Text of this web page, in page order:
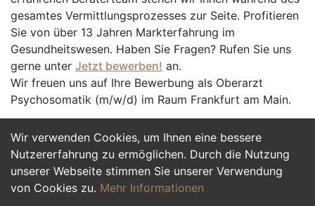
Wir verwenden Cookies, um Ihnen eine bessere
Nutzererfahrung zu ermöglichen. Durch die Nutzung
unserer Webseite stimmen Sie unserer Verwendung
von Cookies zu. Mehr Informationen
gesamtes Vermittlungsprozesses zur Seite. Profitieren
Sie von über 13 Jahren Markterfahrung im
Gesundheitswesen. Haben Sie Fragen? Rufen Sie uns
gerne unter Jetzt bewerben! an.
Wir freuen uns auf Ihre Bewerbung als Oberarzt
Psychosomatik (m/w/d) im Raum Frankfurt am Main.
Jetzt Bewerben